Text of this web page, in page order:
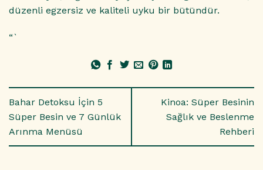
düzenli egzersiz ve kaliteli uyku bir bütündür.
“`
Bahar Detoksu İçin 5
Süper Besin ve 7 Günlük
Arınma Menüsü
Kinoa: Süper Besinin
Sağlık ve Beslenme
Rehberi